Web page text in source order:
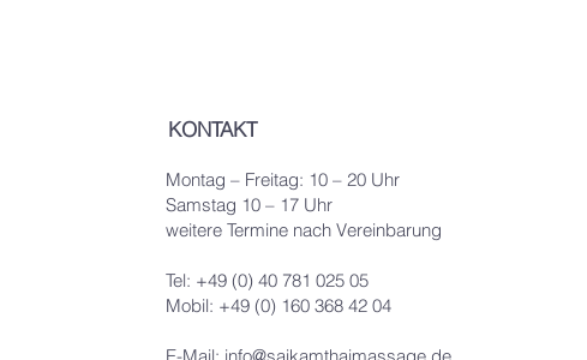
KONTAKT
Montag – Freitag: 10 – 20 Uhr
Samstag 10 – 17 Uhr
weitere Termine nach Vereinbarung
Tel: +49 (0) 40 781 025 05
Mobil: +49 (0) 160 368 42 04